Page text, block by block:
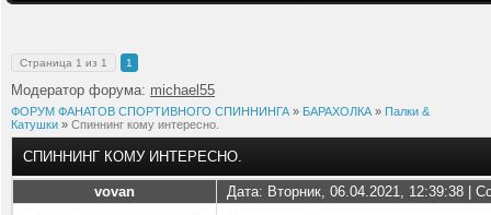
Страница 1 из 1 1
Модератор форума: michael55
ФОРУМ ФАНАТОВ СПОРТИВНОГО СПИННИНГА » БАРАХОЛКА » Палки &
Катушки » Спиннинг кому интересно.
СПИННИНГ КОМУ ИНТЕРЕСНО.
vovan Дата: Вторник, 06.04.2021, 12:39:38 |